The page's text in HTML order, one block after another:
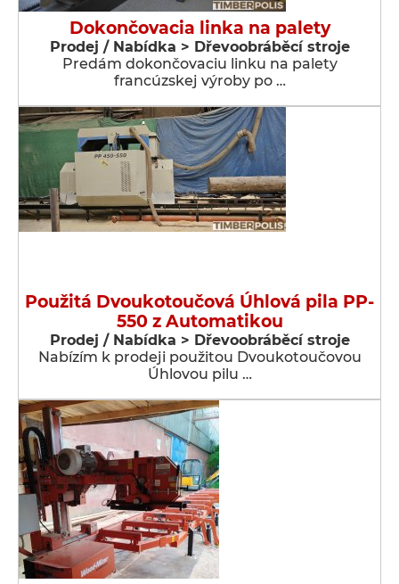
Dokončovacia linka na palety
Prodej / Nabídka > Dřevoobráběcí stroje
Predám dokončovaciu linku na palety
francúzskej výroby po …
Použitá Dvoukotoučová Úhlová pila PP-
550 z Automatikou
Prodej / Nabídka > Dřevoobráběcí stroje
Nabízím k prodeji použitou Dvoukotoučovou
Úhlovou pilu …